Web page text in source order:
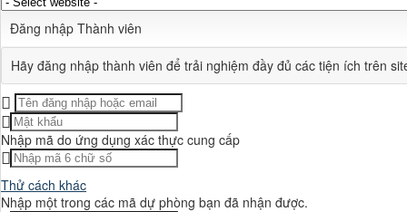
Đăng nhập Thành viên
Hãy đăng nhập thành viên để trải nghiệm đầy đủ các tiện ích trên
Nhập mã do ứng dụng xác thực cung cấp
Thử cách khác
Nhập một trong các mã dự phòng bạn đã nhận được.